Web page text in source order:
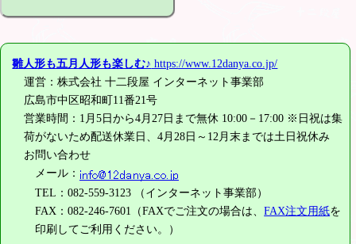
雛人形も五月人形も楽しむ♪ https://www.12danya.co.jp/
運営：株式会社 十二段屋 インターネット事業部
広島市中区昭和町11番21号
営業時間：1月5日から4月27日まで無休 10:00－17:00 ※日祝は集
荷がないため配送休業日、4月28日～12月末までは土日祝休み
お問い合わせ
メール：
TEL：082-559-3123 （インターネット事業部）
FAX：082-246-7601（FAXでご注文の場合は、FAX注文用紙を
印刷してご利用ください。）